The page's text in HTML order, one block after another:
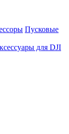
Пусковые
для DJI